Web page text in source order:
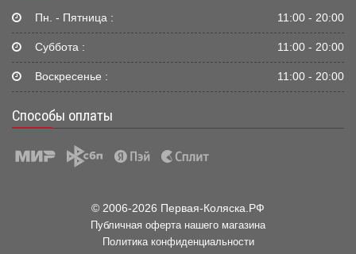
Пн. - Пятница : 11:00 - 20:00
Суббота : 11:00 - 20:00
Воскресенье : 11:00 - 20:00
Способы оплаты
© 2006-2026 Первая-Коляска.РФ
Публичная оферта нашего магазина
Политика конфиденциальности